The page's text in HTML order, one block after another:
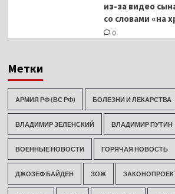
из-за видео
со словами «на
0
Метки
АРМИЯ РФ (ВС РФ) БОЛЕЗНИ И ЛЕКАРСТВА
ВЛАДИМИР ЗЕЛЕНСКИЙ ВЛАДИМИР ПУТИН
ВОЕННЫЕ НОВОСТИ ГОРЯЧАЯ НОВОСТЬ
ДЖОЗЕФ БАЙДЕН ЗОЖ